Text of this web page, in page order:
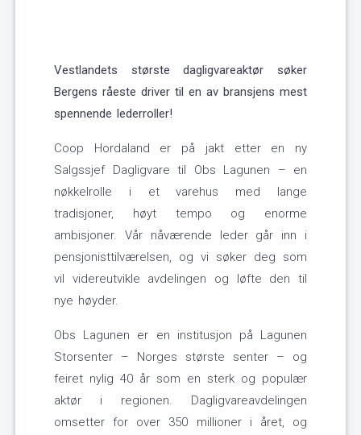
Vestlandets største dagligvareaktør søker
Bergens råeste driver til en av bransjens mest
spennende lederroller!
Coop Hordaland er på jakt etter en ny
Salgssjef Dagligvare til Obs Lagunen – en
nøkkelrolle i et varehus med lange
tradisjoner, høyt tempo og enorme
ambisjoner. Vår nåværende leder går inn i
pensjonisttilværelsen, og vi søker deg som
vil videreutvikle avdelingen og løfte den til
nye høyder.
Obs Lagunen er en institusjon på Lagunen
Storsenter – Norges største senter – og
feiret nylig 40 år som en sterk og populær
aktør i regionen. Dagligvareavdelingen
omsetter for over 350 millioner i året, og